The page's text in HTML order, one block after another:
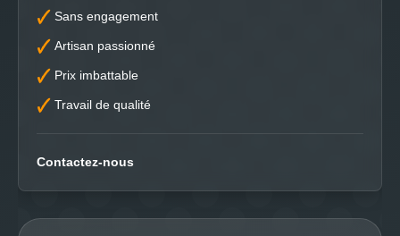
Sans engagement
Artisan passionné
Prix imbattable
Travail de qualité
Contactez-nous